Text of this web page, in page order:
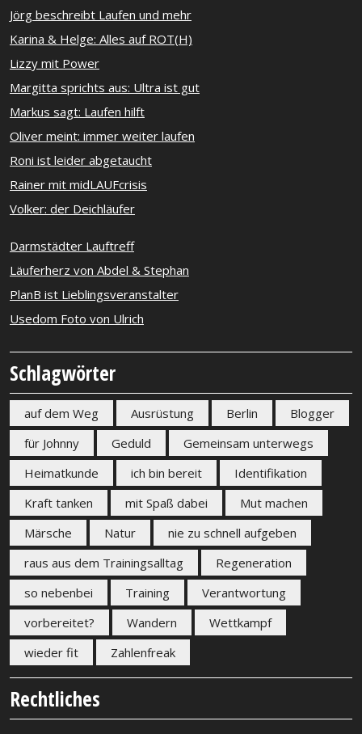
Jörg beschreibt Laufen und mehr
Karina & Helge: Alles auf ROT(H)
Lizzy mit Power
Margitta sprichts aus: Ultra ist gut
Markus sagt: Laufen hilft
Oliver meint: immer weiter laufen
Roni ist leider abgetaucht
Rainer mit midLAUFcrisis
Volker: der Deichläufer
Darmstädter Lauftreff
Läuferherz von Abdel & Stephan
PlanB ist Lieblingsveranstalter
Usedom Foto von Ulrich
Schlagwörter
auf dem Weg Ausrüstung Berlin
Blogger
für Johnny
Geduld
Gemeinsam unterwegs
Heimatkunde
ich bin bereit
Identifikation
Kraft tanken
mit Spaß dabei
Mut machen
Märsche
Natur
nie zu schnell aufgeben
raus aus dem Trainingsalltag
Regeneration
so nebenbei
Training
Verantwortung
vorbereitet?
Wandern
Wettkampf
wieder fit
Zahlenfreak
Rechtliches